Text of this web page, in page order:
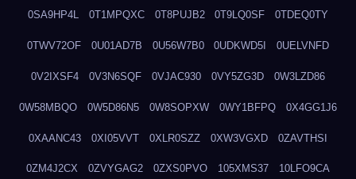
0SA9HP4L 0T1MPQXC 0T8PUJB2 0T9LQ0SF 0TDEQ0TY
0TWV72OF 0U01AD7B 0U56W7B0 0UDKWD5I 0UELVNFD
0V2IXSF4 0V3N6SQF 0VJAC930 0VY5ZG3D 0W3LZD86
0W58MBQO 0W5D86N5 0W8SOPXW 0WY1BFPQ 0X4GG1J6
0XAANC43 0XI05VVT 0XLR0SZZ 0XW3VGXD 0ZAVTHSI
0ZM4J2CX 0ZVYGAG2 0ZXS0PVO 105XMS37 10LFO9CA